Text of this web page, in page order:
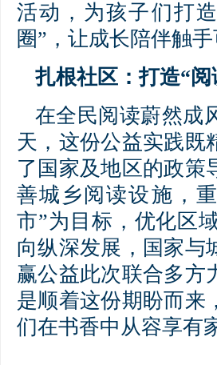
活动，为孩子们打
圈”，让成长陪伴触手
扎根社区：打造“
在全民阅读蔚然成
天，这份公益实践既
了国家及地区的政策
善城乡阅读设施，
市”为目标，优化区
向纵深发展，国家与
赢公益此次联合多方
是顺着这份期盼而来
们在书香中从容享有